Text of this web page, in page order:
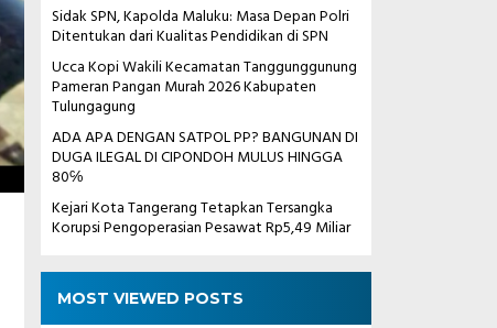
Sidak SPN, Kapolda Maluku: Masa Depan Polri
Ditentukan dari Kualitas Pendidikan di SPN
Ucca Kopi Wakili Kecamatan Tanggunggunung
Pameran Pangan Murah 2026 Kabupaten
Tulungagung
ADA APA DENGAN SATPOL PP? BANGUNAN DI
DUGA ILEGAL DI CIPONDOH MULUS HINGGA
80℅
Kejari Kota Tangerang Tetapkan Tersangka
Korupsi Pengoperasian Pesawat Rp5,49 Miliar
MOST VIEWED POSTS